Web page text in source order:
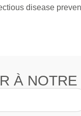
disease
À